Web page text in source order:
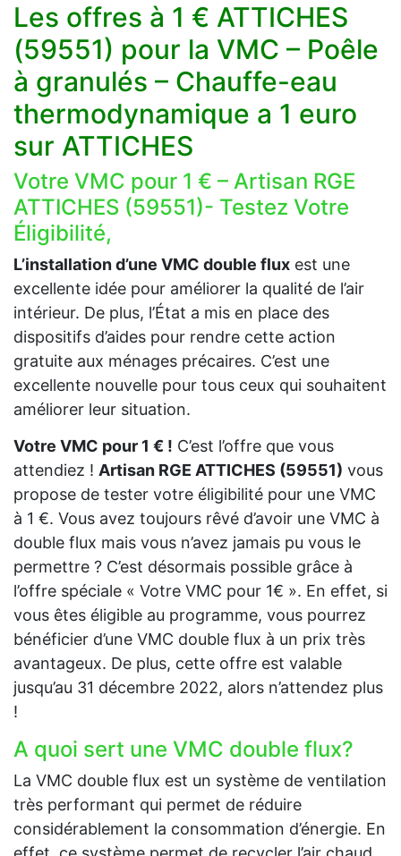
Les offres à 1 € ATTICHES
(59551) pour la VMC – Poêle
à granulés – Chauffe-eau
thermodynamique a 1 euro
sur ATTICHES
Votre VMC pour 1 € – Artisan RGE
ATTICHES (59551)- Testez Votre
Éligibilité,
L’installation d’une VMC double flux est une
excellente idée pour améliorer la qualité de l’air
intérieur. De plus, l’État a mis en place des
dispositifs d’aides pour rendre cette action
gratuite aux ménages précaires. C’est une
excellente nouvelle pour tous ceux qui souhaitent
améliorer leur situation.
Votre VMC pour 1 € ! C’est l’offre que vous
attendiez ! Artisan RGE ATTICHES (59551) vous
propose de tester votre éligibilité pour une VMC
à 1 €. Vous avez toujours rêvé d’avoir une VMC à
double flux mais vous n’avez jamais pu vous le
permettre ? C’est désormais possible grâce à
l’offre spéciale « Votre VMC pour 1€ ». En effet, si
vous êtes éligible au programme, vous pourrez
bénéficier d’une VMC double flux à un prix très
avantageux. De plus, cette offre est valable
jusqu’au 31 décembre 2022, alors n’attendez plus
!
A quoi sert une VMC double flux?
La VMC double flux est un système de ventilation
très performant qui permet de réduire
considérablement la consommation d’énergie. En